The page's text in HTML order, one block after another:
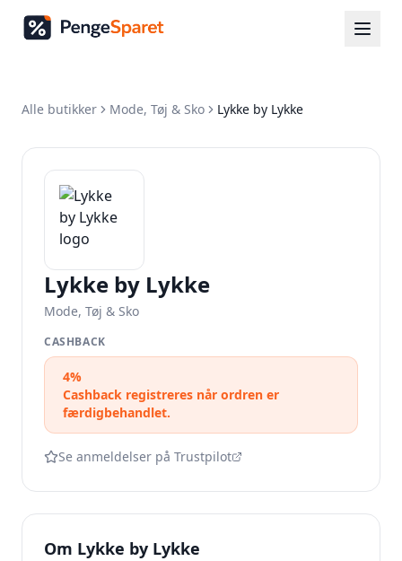
Alle butikker Mode, Tøj & Sko Lykke by Lykke
Lykke by Lykke
Mode, Tøj & Sko
CASHBACK
4%
Cashback registreres når ordren er
færdigbehandlet.
Se anmeldelser på Trustpilot
Om Lykke by Lykke